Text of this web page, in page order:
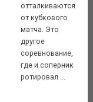
отталкиваются
от кубкового
матча. Это
другое
соревнование,
где и соперник
ротировал ...